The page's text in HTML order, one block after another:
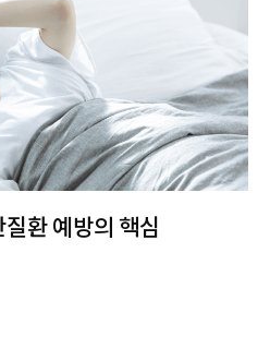
환 예방의 핵심